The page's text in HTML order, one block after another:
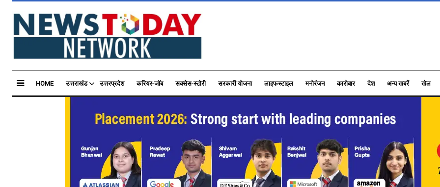
HOME उत्तराखंड उत्तरप्रदेश करियर-जॉब सक्सेस-स्टोरी सरकारी योजना लाइफस्टाइल मनोरंजन कारोबार देश अन्य खबरें खेल